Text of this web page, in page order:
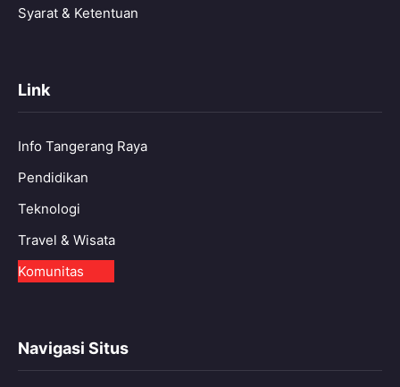
Syarat & Ketentuan
Link
Info Tangerang Raya
Pendidikan
Teknologi
Travel & Wisata
Komunitas
Navigasi Situs